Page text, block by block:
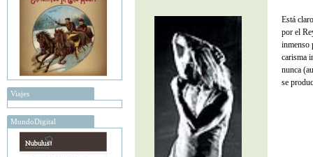
Viajes
MundoDigital
Está
por el
inmenso
carisma
nunca
se